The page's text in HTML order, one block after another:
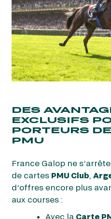
DES
EXCLUSIFS
PORTEURS
PMU
France Galop ne
de cartes PMU Club,
d’offres encore plus
aux courses :
Avec la Carte